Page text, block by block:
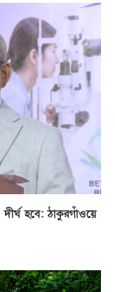
হবে: ঠাকুরগাঁওয়ে